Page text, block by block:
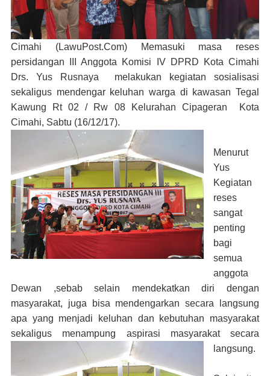
Cimahi (LawuPost.Com)Memasuki masa reses
persidangan III Anggota Komisi IV DPRD Kota Cimahi
Drs. Yus Rusnaya melakukan kegiatan sosialisasi
sekaligus mendengar keluhan warga di kawasan Tegal
Kawung Rt 02 / Rw 08 Kelurahan Cipageran Kota
Cimahi, Sabtu (16/12/17).
Menurut
Yus
Kegiatan
reses
sangat
penting
bagi
semua
anggota
Dewan ,sebab selain mendekatkan diri dengan
masyarakat, juga bisa mendengarkan secara langsung
apa yang menjadi keluhan dan kebutuhan masyarakat
sekaligus menampung aspirasi masyarakat secara
langsung.